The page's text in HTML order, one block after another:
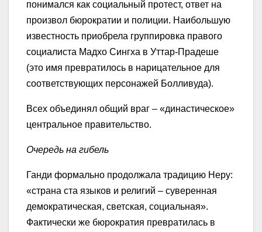
понимался как социальный протест, ответ на
произвол бюрократии и полиции. Наибольшую
известность приобрела группировка правого
социалиста Мадхо Сингха в Уттар-Прадеше
(это имя превратилось в нарицательное для
соответствующих персонажей Болливуда).
Всех объединял общий враг – «династическое»
центральное правительство.
Очередь на гибель
Ганди формально продолжала традицию Неру:
«страна ста языков и религий – суверенная
демократическая, светская, социальная».
Фактически же бюрократия превратилась в